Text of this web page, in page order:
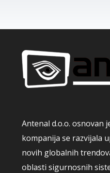
Antenal d.o.o. osnovan
kompanija se razvijala
novih globalnih
oblasti sigurnosnih